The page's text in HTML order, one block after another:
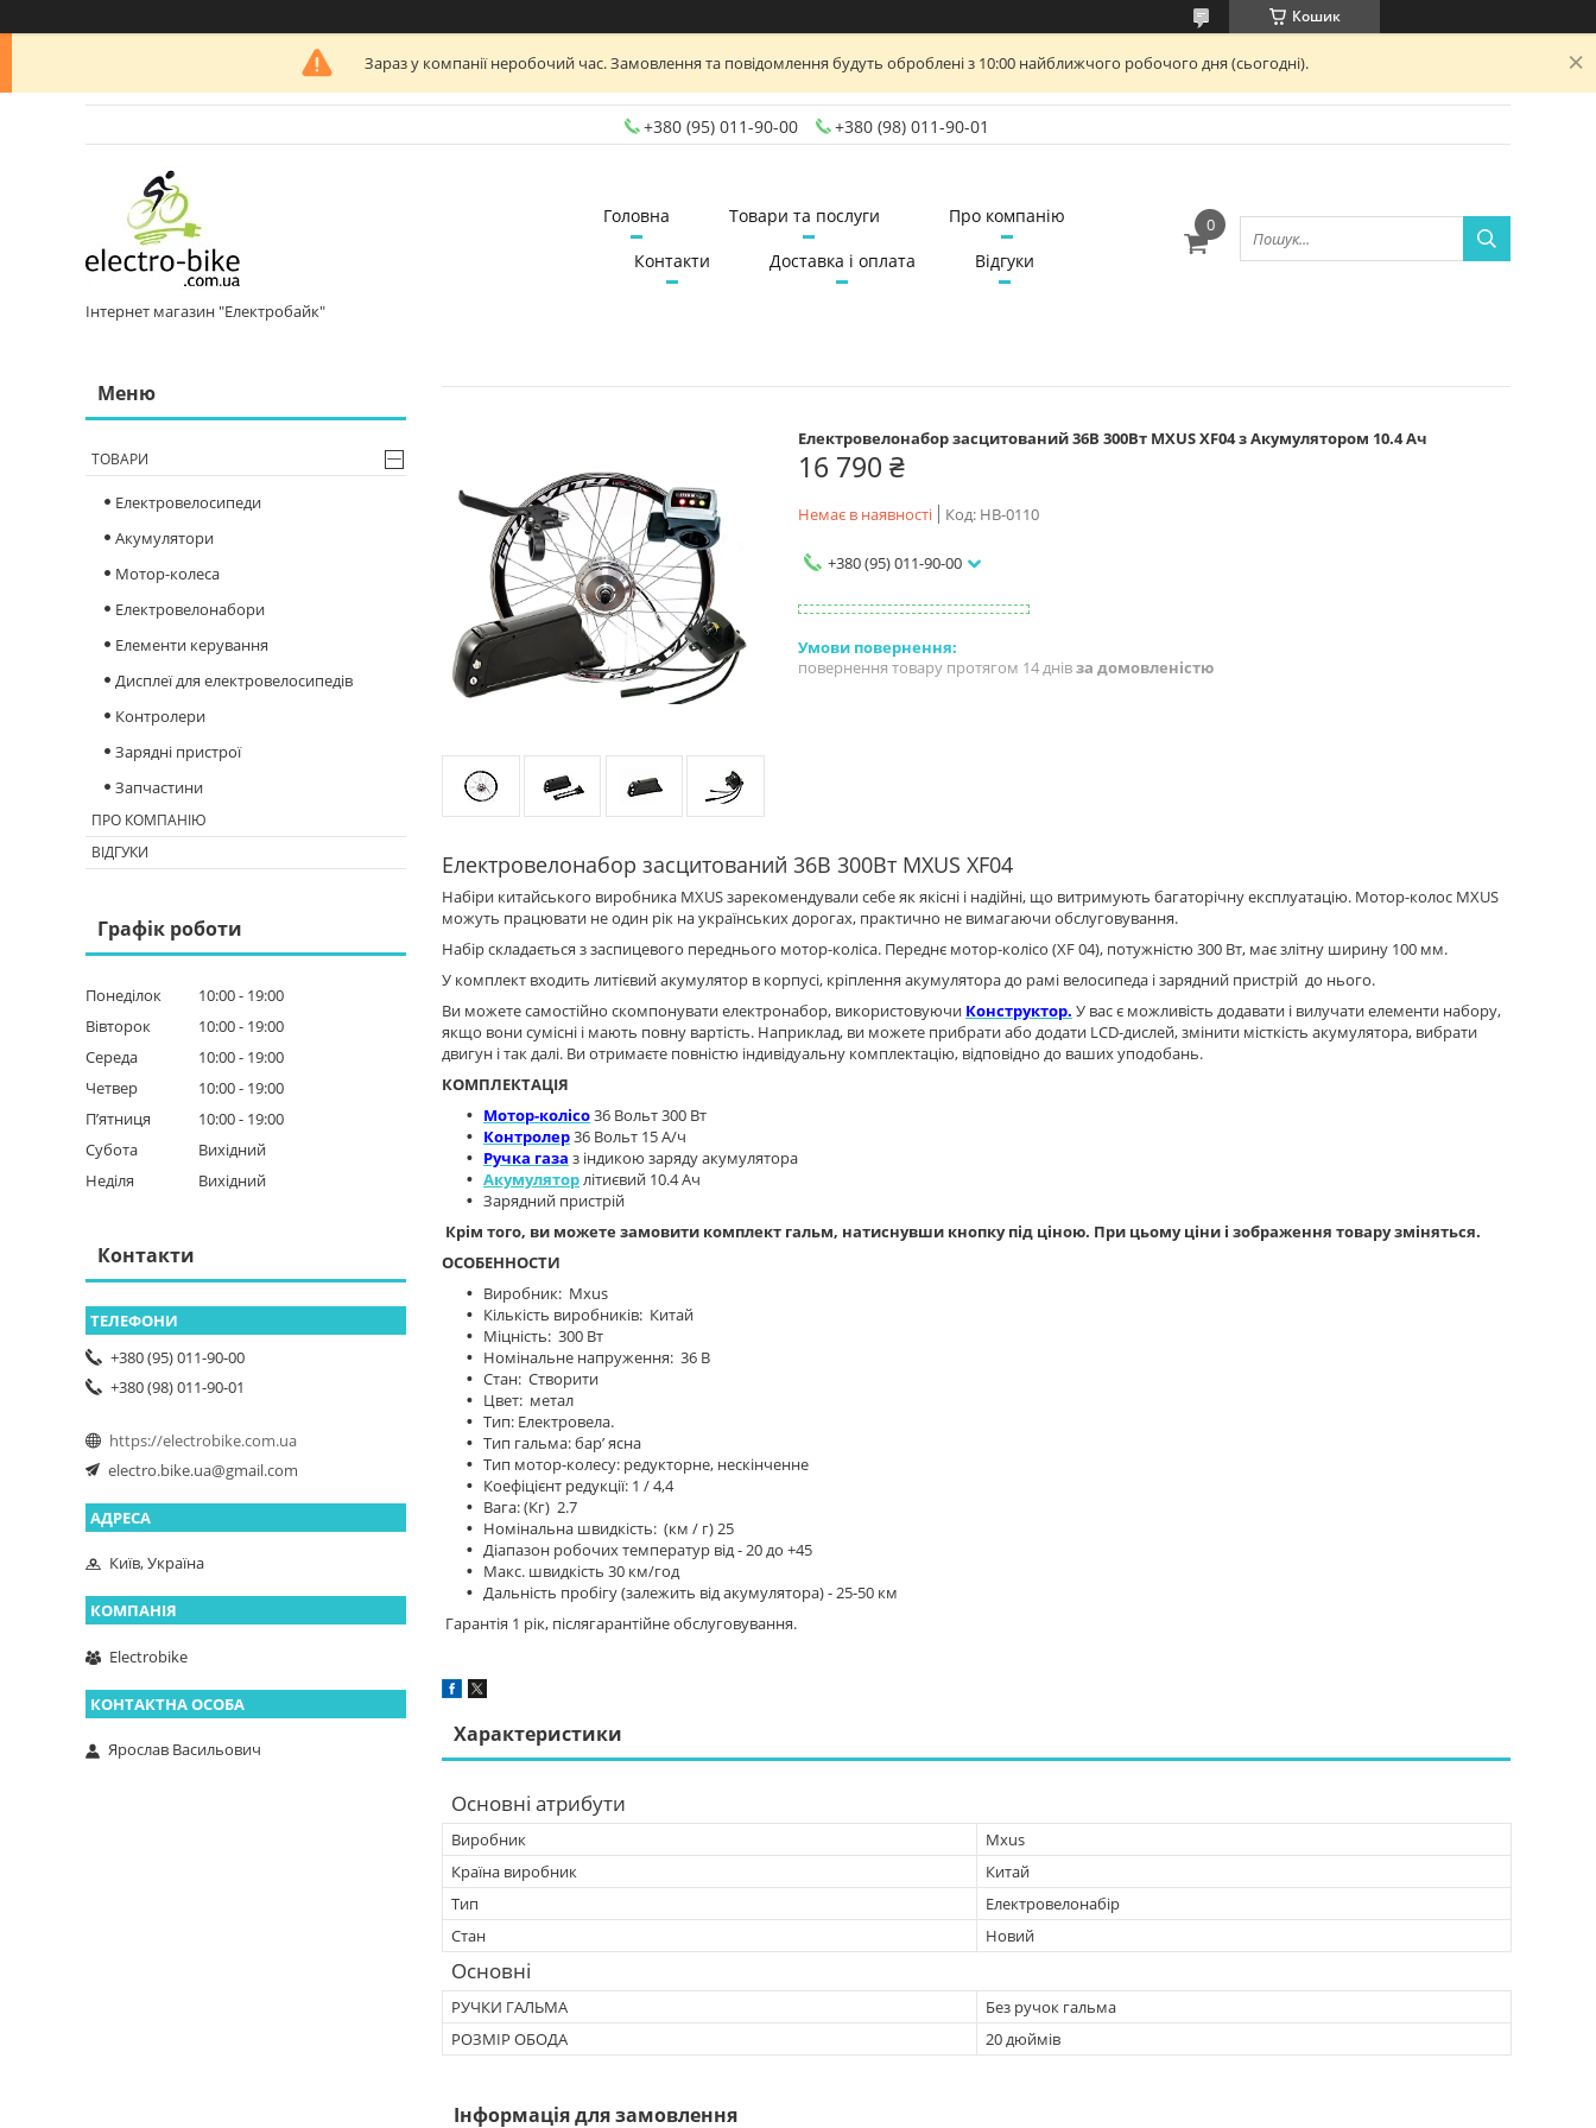
Кошик
Зараз у компанії неробочий час. Замовлення та повідомлення будуть оброблені з 10:00 найближчого робочого дня (сьогодні).
+380 (95) 011-90-00 +380 (98) 011-90-01
Інтернет магазин "Електробайк"
Головна Товари та послуги
Про компанію
Контакти
Доставка і оплата Відгуки
Електровелонабор засцитований 36В 300Вт MXUS XF04 з Акумулятором 10.4 Ач
16 790 ₴
Немає в наявності Код: НВ-0110
+380 (95) 011-90-00
повернення товару протягом 14 днівза домовленістю
Електровелонабор засцитований 36В 300Вт MXUS XF04
Набіри китайського виробника MXUS зарекомендували себе як якісні і надійні, що витримують багаторічну експлуатацію. Мотор-колос MXUS
можуть працювати не один рік на українських дорогах, практично не вимагаючи обслуговування.
Набір складається з заспицевого переднього мотор-коліса. Переднє мотор-колісо (XF 04), потужністю 300 Вт, має злітну ширину 100 мм.
У комплект входить литієвий акумулятор в корпусі, кріплення акумулятора до рамі велосипеда і зарядний пристрій до нього.
Ви можете самостійно скомпонувати електронабор, використовуючи Конструктор. У вас є можливість додавати і вилучати елементи набору,
якщо вони сумісні і мають повну вартість. Наприклад, ви можете прибрати або додати LCD-дислей, змінити місткість акумулятора, вибрати
двигун і так далі. Ви отримаєте повністю індивідуальну комплектацію, відповідно до ваших уподобань.
КОМПЛЕКТАЦІЯ
Мотор-колісо36 Вольт 300 Вт
Контролер36 Вольт 15 А/ч
Ручка газа з індикою заряду акумулятора
Акумулятор літиєвий 10.4 Ач
Зарядний пристрій
Крім того, ви можете замовити комплект гальм, натиснувши кнопку під ціною. При цьому ціни і зображення товару зміняться.
ОСОБЕННОСТИ
Виробник: Mxus
Кількість виробників: Китай
Міцність: 300 Вт
Номінальне напруження: 36 В
Стан: Створити
Цвет: метал
Тип: Електровела.
Тип гальма: бар’ ясна
Тип мотор-колесу: редукторне, нескінченне
Коефіцієнт редукції: 1 / 4,4
Вага: (Кг) 2.7
Номінальна швидкість: (км / г) 25
Діапазон робочих температур від - 20 до +45
Макс. швидкість 30 км/год
Дальність пробігу (залежить від акумулятора) - 25-50 км
Гарантія 1 рік, післягарантійне обслуговування.
Характеристики
Основні атрибути
Виробник
Mxus
Країна виробник
Китай
Тип
Електровелонабір
Стан
Новий
Основні
РУЧКИ ГАЛЬМА
Без ручок гальма
РОЗМІР ОБОДА
20 дюймів
Інформація для замовлення
ТОВАРИ
Електровелосипеди
Акумулятори
Мотор-колеса
Електровелонабори
Елементи керування
Дисплеї для електровелосипедів
Контролери
Зарядні пристрої
Запчастини
ПРО КОМПАНІЮ
ВІДГУКИ
Графік роботи
Понеділок 10:00
19:00
Вівторок
10:00
19:00
Середа
10:00
19:00
Четвер
10:00
19:00
Пʼятниця
10:00
19:00
Субота
Вихідний
Неділя
Вихідний
Контакти
+380 (95) 011-90-00
+380 (98) 011-90-01
https://electrobike.com.ua
electro.bike.ua@gmail.com
Київ, Україна
Electrobike
Ярослав Васильович